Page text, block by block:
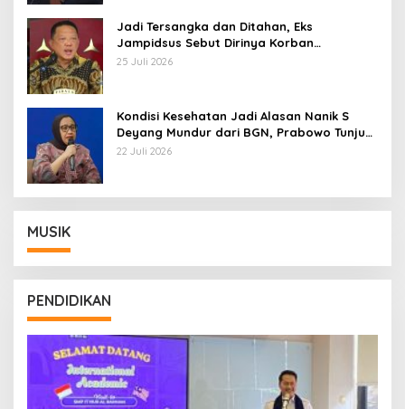
Jadi Tersangka dan Ditahan, Eks
Jampidsus Sebut Dirinya Korban
Kriminalisasi
25 Juli 2026
Kondisi Kesehatan Jadi Alasan Nanik S
Deyang Mundur dari BGN, Prabowo Tunjuk
Wamentan Sudaryono
22 Juli 2026
MUSIK
PENDIDIKAN